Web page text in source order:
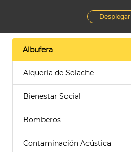
Desplegar
Albufera
Alquería de Solache
Bienestar Social
Bomberos
Contaminación Acústica